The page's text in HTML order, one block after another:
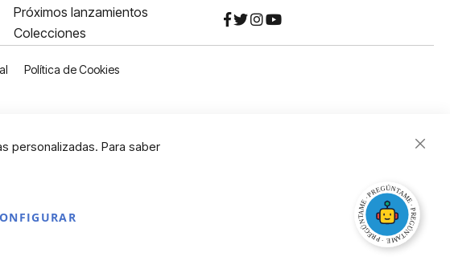
Próximos lanzamientos
Colecciones
Política de Cookies
personalizadas. Para saber